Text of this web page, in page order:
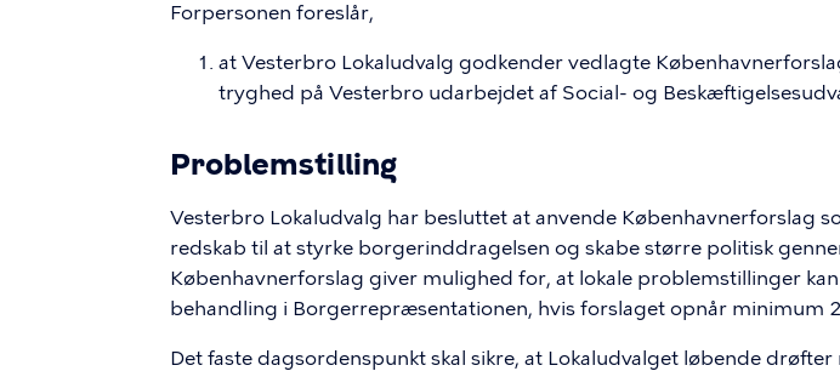
Forpersonen foreslår,
at Vesterbro Lokaludvalg godkender vedlagte
tryghed på Vesterbro udarbejdet af Social- og
Problemstilling
Vesterbro Lokaludvalg har besluttet at anvende Københavnerforslag
redskab til at styrke borgerinddragelsen og skabe større politisk
Københavnerforslag giver mulighed for, at lokale problemstillinger
behandling i Borgerrepræsentationen, hvis forslaget opnår minimum
Det faste dagsordenspunkt skal sikre, at Lokaludvalget løbende drøfter